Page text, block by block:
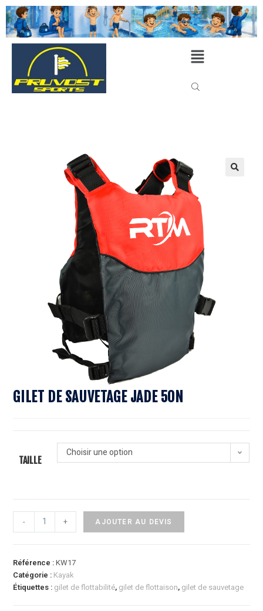
GILET DE SAUVETAGE JADE 50N
TAILLE
Choisir une option
- + AJOUTER AU DEVIS
Référence :KW17
Catégorie : Kayak
Étiquettes : gilet de flottabilité, gilet de flottaison, gilet de sauvetage